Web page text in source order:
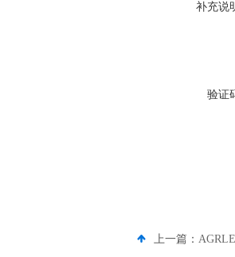
补充说
验证
上一篇：